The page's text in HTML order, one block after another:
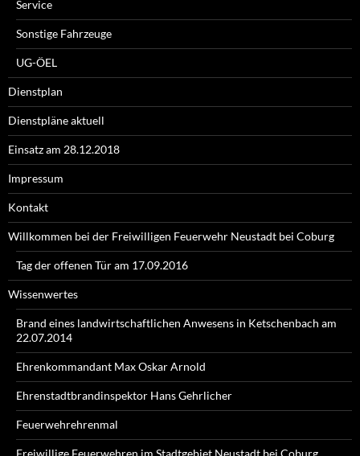
Service
Sonstige Fahrzeuge
UG-ÖEL
Dienstplan
Dienstpläne aktuell
Einsatz am 28.12.2018
Impressum
Kontakt
Willkommen bei der Freiwilligen Feuerwehr Neustadt bei Coburg
Tag der offenen Tür am 17.09.2016
Wissenwertes
Brand eines landwirtschaftlichen Anwesens in Ketschenbach am
22.07.2014
Ehrenkommandant Max Oskar Arnold
Ehrenstadtbrandinspektor Hans Gehrlicher
Feuerwehrehrenmal
Freiwillige Feuerwehren im Stadtgebiet Neustadt bei Coburg